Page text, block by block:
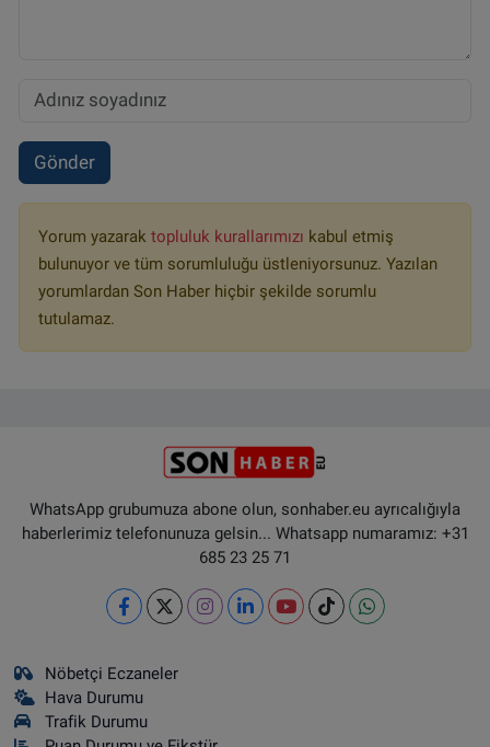
Gönder
Yorum yazarak topluluk kurallarımızı kabul etmiş
bulunuyor ve tüm sorumluluğu üstleniyorsunuz. Yazılan
yorumlardan Son Haber hiçbir şekilde sorumlu
tutulamaz.
WhatsApp grubumuza abone olun, sonhaber.eu ayrıcalığıyla
haberlerimiz telefonunuza gelsin... Whatsapp numaramız: +31
685 23 25 71
Nöbetçi Eczaneler
Hava Durumu
Trafik Durumu